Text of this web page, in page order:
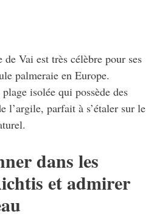
de Vai est très célèbre pour ses
palmeraie en Europe.
isolée qui possède des
l’argile, parfait à s’étaler sur le
dans les
et admirer